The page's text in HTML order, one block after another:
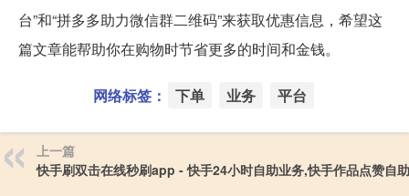
台”和“拼多多助力微信群二维码”来获取优惠信息，希望这
篇文章能帮助你在购物时节省更多的时间和金钱。
网络标签： 下单 业务 平台
上一篇
快手刷双击在线秒刷app - 快手24小时自助业务,快手作品点赞自